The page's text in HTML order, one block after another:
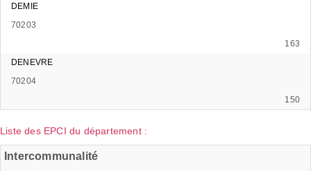
DEMIE
70203
163
DENEVRE
70204
150
Liste des EPCI du département :
Intercommunalité